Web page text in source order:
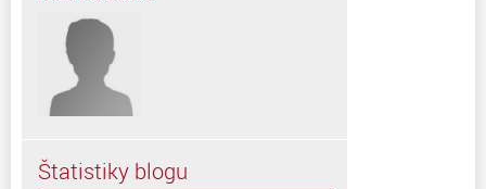
Štatistiky blogu